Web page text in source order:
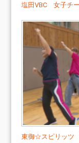
塩田VBC 女子チ
東御☆スピリッツ